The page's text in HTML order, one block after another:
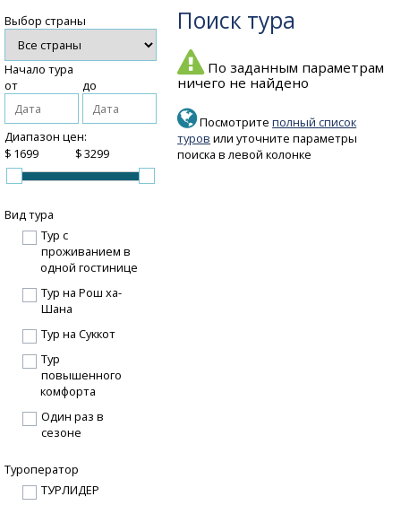
Поиск тура
По заданным параметрам
ничего не найдено
Посмотритеполный список
туров или уточните параметры
поиска в левой колонке
Выбор страны
Начало тура
от
до
Диапазон цен:
$
$
Вид тура
Тур с
проживанием в
одной гостинице
Тур на Рош ха-
Шана
Тур на Суккот
Тур
повышенного
комфорта
Один раз в
сезоне
Туроператор
ТУРЛИДЕР